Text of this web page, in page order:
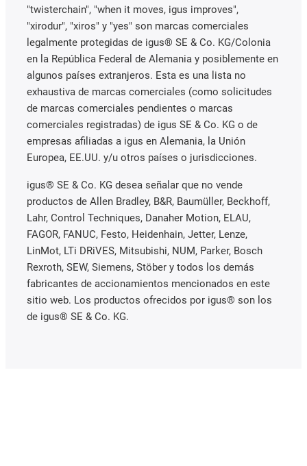
"twisterchain", "when it moves, igus improves",
"xirodur", "xiros" y "yes" son marcas comerciales
legalmente protegidas de igus® SE & Co. KG/Colonia
en la República Federal de Alemania y posiblemente en
algunos países extranjeros. Esta es una lista no
exhaustiva de marcas comerciales (como solicitudes
de marcas comerciales pendientes o marcas
comerciales registradas) de igus SE & Co. KG o de
empresas afiliadas a igus en Alemania, la Unión
Europea, EE.UU. y/u otros países o jurisdicciones.
igus® SE & Co. KG desea señalar que no vende
productos de Allen Bradley, B&R, Baumüller, Beckhoff,
Lahr, Control Techniques, Danaher Motion, ELAU,
FAGOR, FANUC, Festo, Heidenhain, Jetter, Lenze,
LinMot, LTi DRiVES, Mitsubishi, NUM, Parker, Bosch
Rexroth, SEW, Siemens, Stöber y todos los demás
fabricantes de accionamientos mencionados en este
sitio web. Los productos ofrecidos por igus® son los
de igus® SE & Co. KG.